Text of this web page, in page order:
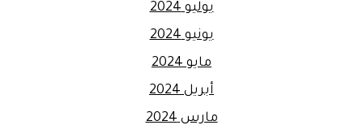
يوليو 2024
يونيو 2024
مايو 2024
أبريل 2024
مارس 2024